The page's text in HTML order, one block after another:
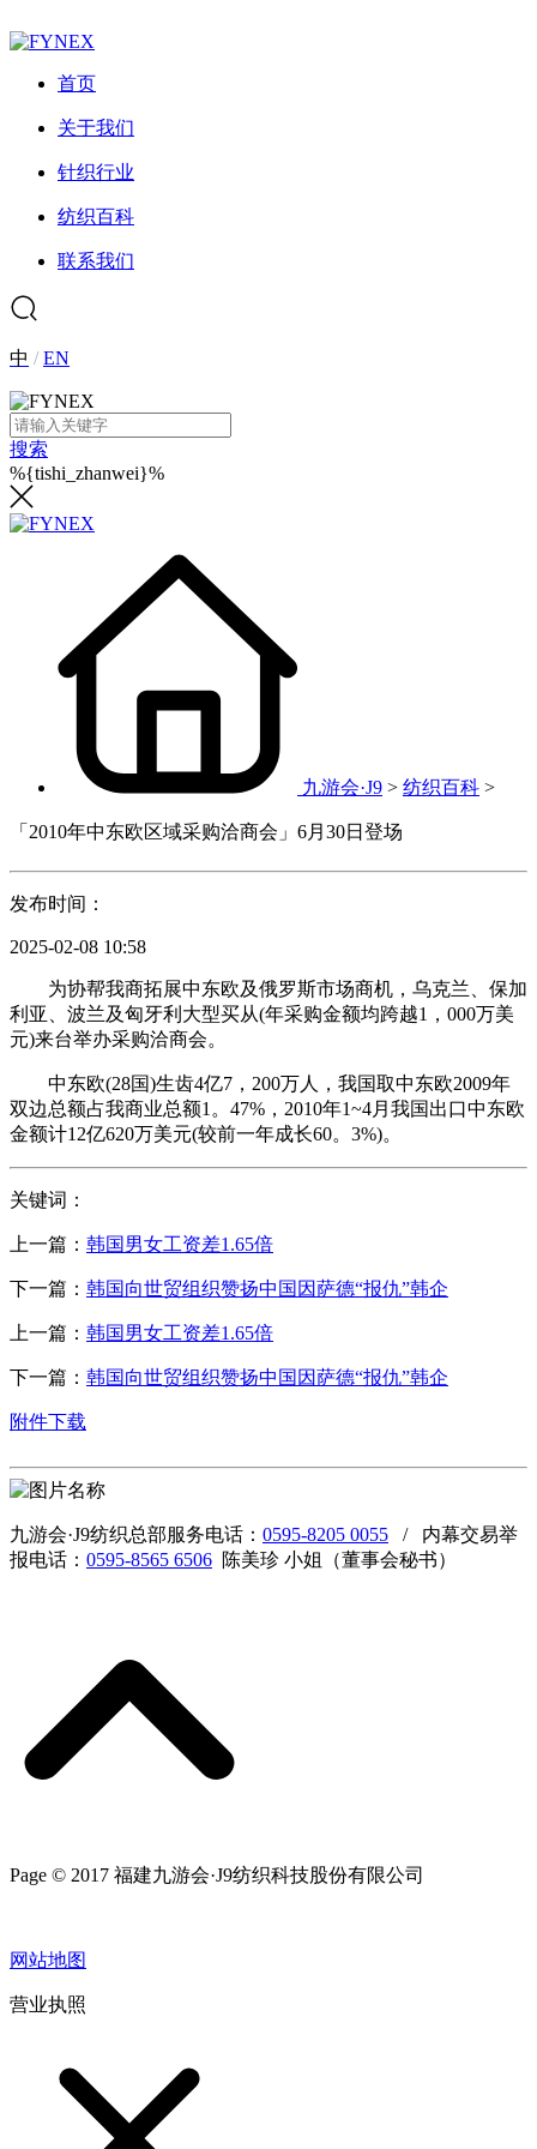
首页
关于我们
针织行业
纺织百科
联系我们
中 /EN
搜索
%{tishi_zhanwei}%
九游会·J9 > 纺织百科 >
「2010年中东欧区域采购洽商会」6月30日登场
发布时间：
2025-02-08 10:58
为协帮我商拓展中东欧及俄罗斯市场商机，乌克兰、保加
利亚、波兰及匈牙利大型买从(年采购金额均跨越1，000万美
元)来台举办采购洽商会。
中东欧(28国)生齿4亿7，200万人，我国取中东欧2009年
双边总额占我商业总额1。47%，2010年1~4月我国出口中东欧
金额计12亿620万美元(较前一年成长60。3%)。
关键词：
上一篇： 韩国男女工资差1.65倍
下一篇： 韩国向世贸组织赞扬中国因萨德“报仇”韩企
上一篇： 韩国男女工资差1.65倍
下一篇： 韩国向世贸组织赞扬中国因萨德“报仇”韩企
附件下载
九游会·J9纺织总部服务电话： 0595-8205 0055 / 内幕交易举
报电话： 0595-8565 6506 陈美珍 小姐（董事会秘书）
Page © 2017 福建九游会·J9纺织科技股份有限公司
网站地图
营业执照